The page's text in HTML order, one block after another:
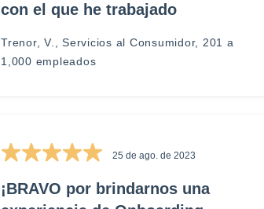
con el que he trabajado
Trenor, V., Servicios al Consumidor, 201 a
1,000 empleados
25 de ago. de 2023
¡BRAVO por brindarnos una